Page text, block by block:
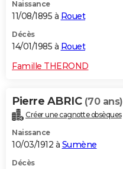
Naissance
11/08/1895 à Rouet
Décès
14/01/1985 à Rouet
Famille THEROND
Pierre ABRIC (70 ans)
Créer une cagnotte obsèques
Naissance
10/03/1912 à Sumène
Décès